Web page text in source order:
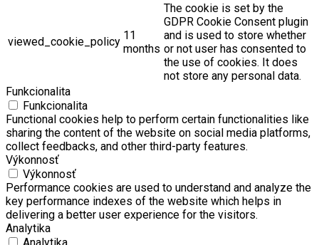
viewed_cookie_policy 11
months
The cookie is set by the
GDPR Cookie Consent plugin
and is used to store whether
or not user has consented to
the use of cookies. It does
not store any personal data.
Funkcionalita
Funkcionalita
Functional cookies help to perform certain functionalities like
sharing the content of the website on social media platforms,
collect feedbacks, and other third-party features.
Výkonnosť
Výkonnosť
Performance cookies are used to understand and analyze the
key performance indexes of the website which helps in
delivering a better user experience for the visitors.
Analytika